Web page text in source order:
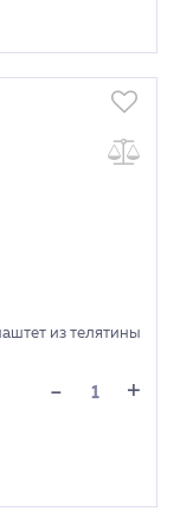
из телятины
- +